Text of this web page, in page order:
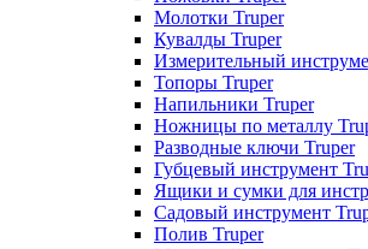
Молотки Truper
Кувалды Truper
Измерительный
Топоры Truper
Напильники Truper
Ножницы по металлу
Разводные ключи Truper
Губцевый инструмент
Ящики и сумки для
Садовый инструмент
Полив Truper